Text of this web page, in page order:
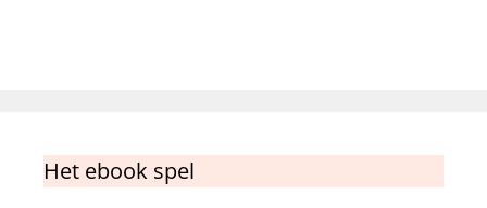
Het ebook spel